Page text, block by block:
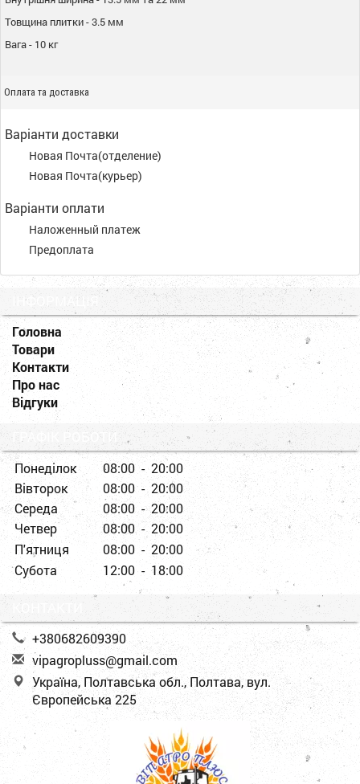
Товщина плитки - 3.5 мм
Вага - 10 кг
Оплата та доставка
Варіанти доставки
Новая Почта(отделение)
Новая Почта(курьер)
Варіанти оплати
Наложенный платеж
Предоплата
ІНФОРМАЦІЯ
Головна
Товари
Контакти
Про нас
Відгуки
ГРАФІК РОБОТИ
Понеділок
08:00 - 20:00
Вівторок
08:00 - 20:00
Середа
08:00 - 20:00
Четвер
08:00 - 20:00
П'ятниця
08:00 - 20:00
Субота
12:00 - 18:00
КОНТАКТИ
+380682609390
vipagropluss@gmail.com
Україна, Полтавська обл., Полтава, вул.
Європейська 225